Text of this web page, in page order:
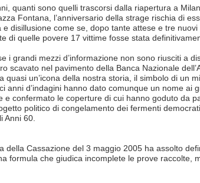
quanti sono quelli trascorsi dalla riapertura a
Fontana, l’anniversario della strage rischia di
disillusione come se, dopo tante attese e tre
di quelle povere 17 vittime fosse stata
i grandi mezzi d’informazione non sono riusciti a
scavato nel pavimento della Banca Nazionale
quasi un’icona della nostra storia, il simbolo di un
anni d’indagini hanno dato comunque un nome ai
e confermato le coperture di cui hanno goduto da
politico di congelamento dei fermenti
Anni 60.
della Cassazione del 3 maggio 2005 ha assolto
formula che giudica incomplete le prove raccolte,